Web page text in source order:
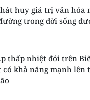
huy giá trị văn hóa
trong đời sống
thấp nhiệt đới trên
có khả năng mạnh lên